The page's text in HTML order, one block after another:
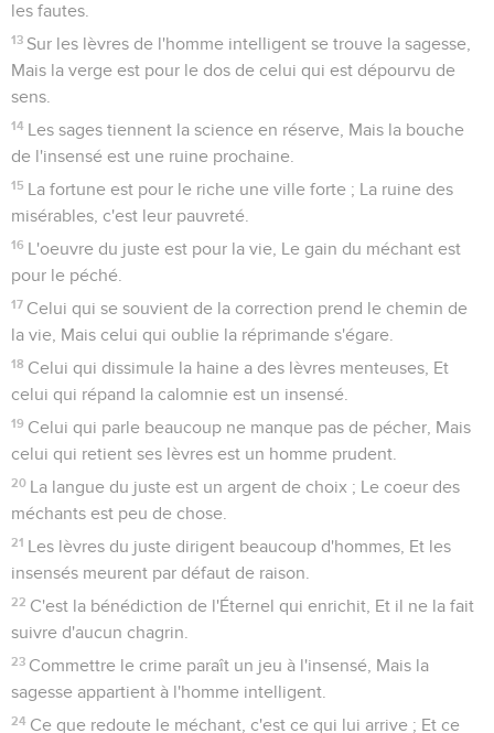
les fautes.
13 Sur les lèvres de l'homme intelligent se trouve la sagesse,
Mais la verge est pour le dos de celui qui est dépourvu de
sens.
14 Les sages tiennent la science en réserve, Mais la bouche
de l'insensé est une ruine prochaine.
15 La fortune est pour le riche une ville forte ; La ruine des
misérables, c'est leur pauvreté.
16 L'oeuvre du juste est pour la vie, Le gain du méchant est
pour le péché.
17 Celui qui se souvient de la correction prend le chemin de
la vie, Mais celui qui oublie la réprimande s'égare.
18 Celui qui dissimule la haine a des lèvres menteuses, Et
celui qui répand la calomnie est un insensé.
19 Celui qui parle beaucoup ne manque pas de pécher, Mais
celui qui retient ses lèvres est un homme prudent.
20 La langue du juste est un argent de choix ; Le coeur des
méchants est peu de chose.
21 Les lèvres du juste dirigent beaucoup d'hommes, Et les
insensés meurent par défaut de raison.
22 C'est la bénédiction de l'Éternel qui enrichit, Et il ne la fait
suivre d'aucun chagrin.
23 Commettre le crime paraît un jeu à l'insensé, Mais la
sagesse appartient à l'homme intelligent.
24 Ce que redoute le méchant, c'est ce qui lui arrive ; Et ce